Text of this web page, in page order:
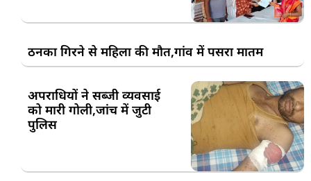
ठनका गिरने से महिला की मौत,गांव में पसरा मातम
अपराधियों ने सब्जी व्यवसाई
को मारी गोली,जांच में जुटी
पुलिस